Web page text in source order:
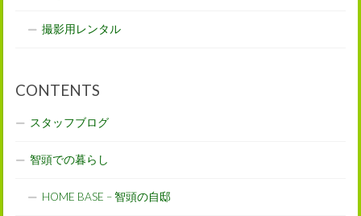
撮影用レンタル
CONTENTS
スタッフブログ
智頭での暮らし
HOME BASE – 智頭の自邸